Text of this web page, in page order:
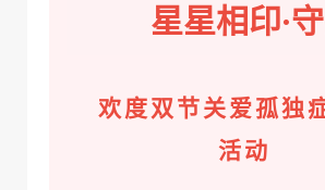
星星相印·
欢度双节关爱孤独
活动